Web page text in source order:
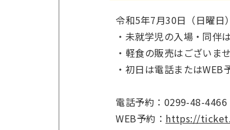
令和5年7月30日（日曜日
・未就学児の入場・同伴
・軽食の販売はございませ
・初日は電話またはWEB
電話予約：0299-48-4466
WEB予約： https://